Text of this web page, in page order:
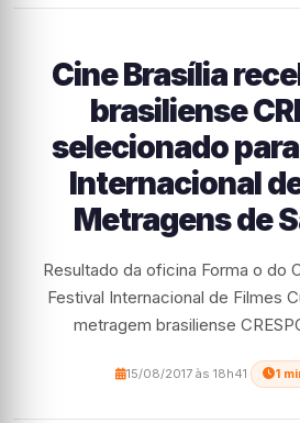
Cine Brasília
brasiliense
selecionado
Internacional
Metragens de
Resultado da oficina Forma o do
Festival Internacional de Filmes
metragem brasiliense
15/08/2017 às 18h41 1